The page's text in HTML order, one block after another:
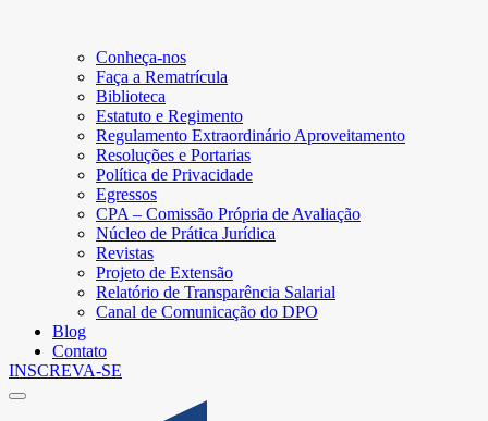
Conheça-nos
Faça a Rematrícula
Biblioteca
Estatuto e Regimento
Regulamento Extraordinário Aproveitamento
Resoluções e Portarias
Política de Privacidade
Egressos
CPA – Comissão Própria de Avaliação
Núcleo de Prática Jurídica
Revistas
Projeto de Extensão
Relatório de Transparência Salarial
Canal de Comunicação do DPO
Blog
Contato
INSCREVA-SE